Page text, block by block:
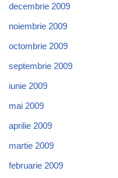
decembrie 2009
noiembrie 2009
octombrie 2009
septembrie 2009
iunie 2009
mai 2009
aprilie 2009
martie 2009
februarie 2009